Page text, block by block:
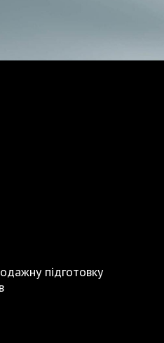
підготовку